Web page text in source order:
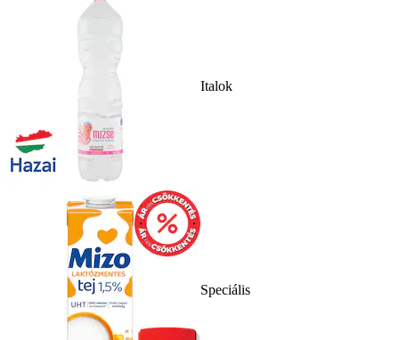
Italok
Speciális